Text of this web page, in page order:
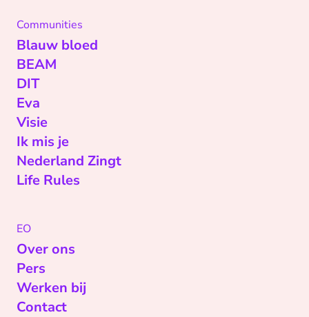
Communities
Blauw bloed
BEAM
DIT
Eva
Visie
Ik mis je
Nederland Zingt
Life Rules
EO
Over ons
Pers
Werken bij
Contact